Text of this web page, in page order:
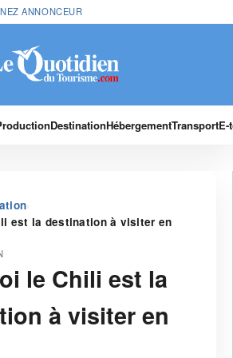
ANNONCEUR
DestinationHébergementTransport
›
est la destination à visiter en
le Chili est la
à visiter en